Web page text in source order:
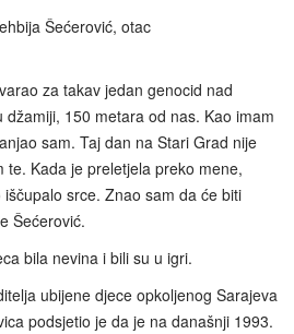
Šećerović, otac
za takav jedan genocid nad
150 metara od nas. Kao imam
sam. Taj dan na Stari Grad nije
te. Kada je preletjela preko mene,
srce. Znao sam da će biti
Šećerović.
bila nevina i bili su u igri.
ubijene djece opkoljenog Sarajeva
podsjetio je da je na današnji 1993.